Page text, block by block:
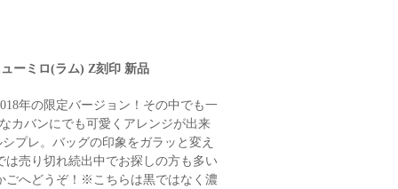
ーミロ(ラム) Z刻印 新品
年の限定バージョン！その中でも一
カバンにでも可愛くアレンジが出来
プレ。バッグの印象をガラッと変え
売り切れ続出中でお探しの方も多い
ごへどうぞ！※こちらは黒ではなく濃